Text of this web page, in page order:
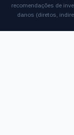
recomendações de
danos (diretos,